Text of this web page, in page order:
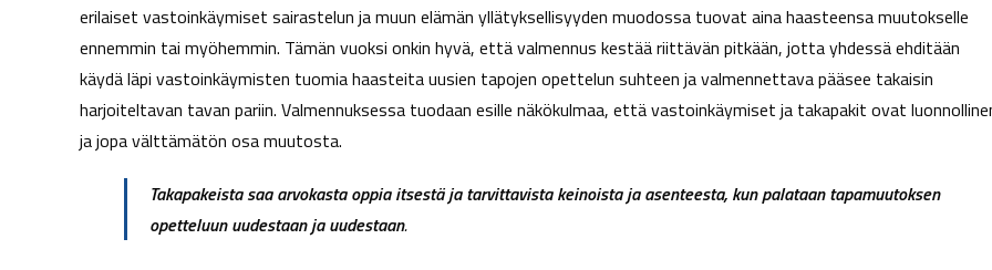
erilaiset vastoinkäymiset sairastelun ja muun elämän yllätyksellisyyden muodossa tuovat aina haasteensa muutokselle
ennemmin tai myöhemmin. Tämän vuoksi onkin hyvä, että valmennus kestää riittävän pitkään, jotta yhdessä ehditään
käydä läpi vastoinkäymisten tuomia haasteita uusien tapojen opettelun suhteen ja valmennettava pääsee takaisin
harjoiteltavan tavan pariin. Valmennuksessa tuodaan esille näkökulmaa, että vastoinkäymiset ja takapakit ovat
ja jopa välttämätön osa muutosta.
Takapakeista saa arvokasta oppia itsestä ja tarvittavista keinoista ja asenteesta, kun palataan tapamuutoksen
opetteluun uudestaan ja uudestaan.